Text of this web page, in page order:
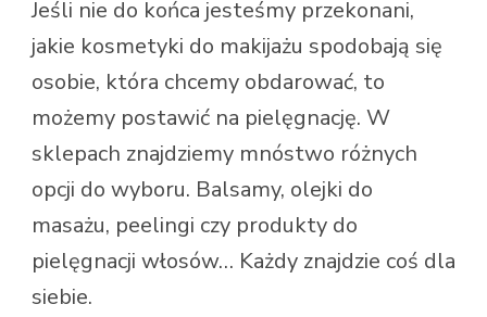
Jeśli nie do końca jesteśmy przekonani,
jakie kosmetyki do makijażu spodobają się
osobie, która chcemy obdarować, to
możemy postawić na pielęgnację. W
sklepach znajdziemy mnóstwo różnych
opcji do wyboru. Balsamy, olejki do
masażu, peelingi czy produkty do
pielęgnacji włosów… Każdy znajdzie coś dla
siebie.